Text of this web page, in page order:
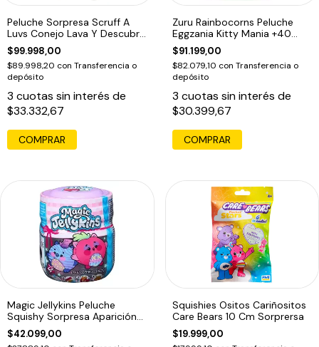
Peluche Sorpresa Scruff A
Luvs Conejo Lava Y Descubre
Violeta
$99.998,00
$89.998,20 con Transferencia o
depósito
3 cuotas sin interés de
$33.332,67
Zuru Rainbocorns Peluche
Eggzania Kitty Mania +40
Sorpresas Rosa
$91.199,00
$82.079,10 con Transferencia o
depósito
3 cuotas sin interés de
$30.399,67
Magic Jellykins Peluche
Squishy Sorpresa Aparición
Mágica Tapa Violeta
$42.099,00
Squishies Ositos Cariñositos
Care Bears 10 Cm Sorprersa
$19.999,00